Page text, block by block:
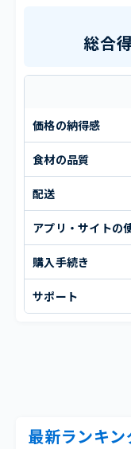
総合
価格の納得感
食材の品質
配送
アプリ・サイトの
購入手続き
サポート
最新ランキン